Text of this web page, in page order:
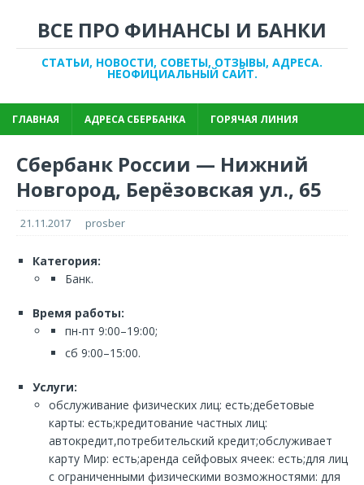
ВСЕ ПРО ФИНАНСЫ И БАНКИ
СТАТЬИ, НОВОСТИ, СОВЕТЫ, ОТЗЫВЫ, АДРЕСА.
НЕОФИЦИАЛЬНЫЙ САЙТ.
ГЛАВНАЯ АДРЕСА СБЕРБАНКА ГОРЯЧАЯ ЛИНИЯ
Сбербанк России — Нижний
Новгород, Берёзовская ул., 65
21.11.2017 prosber
Категория:
Банк.
Время работы:
пн-пт 9:00–19:00;
сб 9:00–15:00.
Услуги:
обслуживание физических лиц: есть;дебетовые
карты: есть;кредитование частных лиц:
автокредит,потребительский кредит;обслуживает
карту Мир: есть;аренда сейфовых ячеек: есть;для лиц
с ограниченными физическими возможностями: для